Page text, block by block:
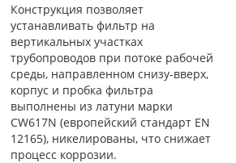
Конструкция позволяет
устанавливать фильтр на
вертикальных участках
трубопроводов при потоке рабочей
среды, направленном снизу-вверх,
корпус и пробка фильтра
выполнены из латуни марки
CW617N (европейский стандарт EN
12165), никелированы, что снижает
процесс коррозии.